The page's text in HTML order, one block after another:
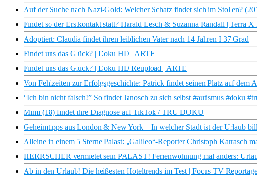
Auf der Suche nach Nazi-Gold: Welcher Schatz findet sich im Stollen?
Findet so der Erstkontakt statt? Harald Lesch & Suzanna Randall | Terra
Adoptiert: Claudia findet ihren leiblichen Vater nach 14 Jahren I 37 Grad
Findet uns das Glück? | Doku HD | ARTE
Findet uns das Glück? | Doku HD Reupload | ARTE
Von Fehlzeiten zur Erfolgsgeschichte: Patrick findet seinen Platz auf dem
“Ich bin nicht falsch!” So findet Janosch zu sich selbst #autismus #doku
Mimi (18) findet ihre Diagnose auf TikTok / TRU DOKU
Geheimtipps aus London & New York – In welcher Stadt ist der Urlaub
Alleine in einem 5 Sterne Palast: „Galileo“-Reporter Christoph Karrasch
HERRSCHER vermietet sein PALAST! Ferienwohnung mal anders:
Ab in den Urlaub! Die heißesten Hoteltrends im Test | Focus TV Reportage